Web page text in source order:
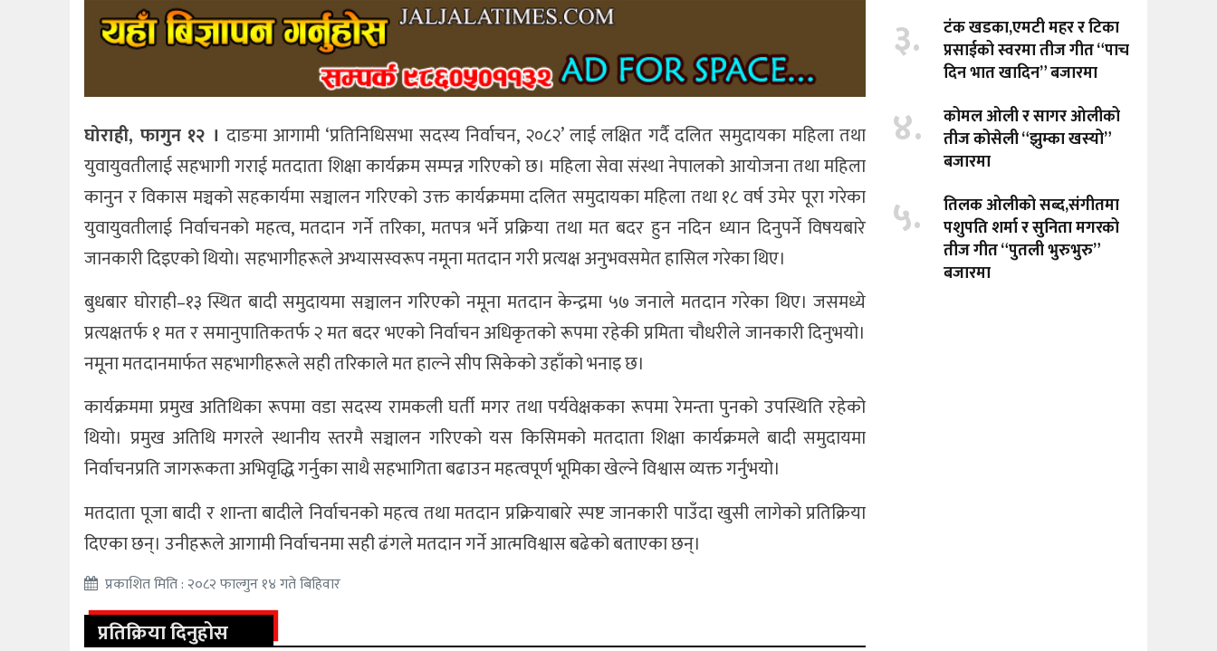
घोराही, फागुन १२ । दाङमा आगामी ‘प्रतिनिधिसभा सदस्य निर्वाचन, २०८२’ लाई लक्षित गर्दै दलित समुदायका महिला तथा
युवायुवतीलाई सहभागी गराई मतदाता शिक्षा कार्यक्रम सम्पन्न गरिएको छ। महिला सेवा संस्था नेपालको आयोजना तथा महिला
कानुन र विकास मञ्चको सहकार्यमा सञ्चालन गरिएको उक्त कार्यक्रममा दलित समुदायका महिला तथा १८ वर्ष उमेर पूरा गरेका
युवायुवतीलाई निर्वाचनको महत्व, मतदान गर्ने तरिका, मतपत्र भर्ने प्रक्रिया तथा मत बदर हुन नदिन ध्यान दिनुपर्ने विषयबारे
जानकारी दिइएको थियो। सहभागीहरूले अभ्यासस्वरूप नमूना मतदान गरी प्रत्यक्ष अनुभवसमेत हासिल गरेका थिए।
बुधबार घोराही–१३ स्थित बादी समुदायमा सञ्चालन गरिएको नमूना मतदान केन्द्रमा ५७ जनाले मतदान गरेका थिए। जसमध्ये
प्रत्यक्षतर्फ १ मत र समानुपातिकतर्फ २ मत बदर भएको निर्वाचन अधिकृतको रूपमा रहेकी प्रमिता चौधरीले जानकारी दिनुभयो।
नमूना मतदानमार्फत सहभागीहरूले सही तरिकाले मत हाल्ने सीप सिकेको उहाँको भनाइ छ।
कार्यक्रममा प्रमुख अतिथिका रूपमा वडा सदस्य रामकली घर्ती मगर तथा पर्यवेक्षकका रूपमा रेमन्ता पुनको उपस्थिति रहेको
थियो। प्रमुख अतिथि मगरले स्थानीय स्तरमै सञ्चालन गरिएको यस किसिमको मतदाता शिक्षा कार्यक्रमले बादी समुदायमा
निर्वाचनप्रति जागरूकता अभिवृद्धि गर्नुका साथै सहभागिता बढाउन महत्वपूर्ण भूमिका खेल्ने विश्वास व्यक्त गर्नुभयो।
मतदाता पूजा बादी र शान्ता बादीले निर्वाचनको महत्व तथा मतदान प्रक्रियाबारे स्पष्ट जानकारी पाउँदा खुसी लागेको प्रतिक्रिया
दिएका छन्। उनीहरूले आगामी निर्वाचनमा सही ढंगले मतदान गर्ने आत्मविश्वास बढेको बताएका छन्।
प्रकाशित मिति : २०८२ फाल्गुन १४ गते बिहिवार
प्रतिक्रिया दिनुहोस
३.
टंक खडका,एमटी महर र टिका
प्रसाईको स्वरमा तीज गीत “पाच
दिन भात खादिन” बजारमा
४.
कोमल ओली र सागर ओलीको
तीज कोसेली “झुम्का खस्यो”
बजारमा
५.
तिलक ओलीको सब्द,संगीतमा
पशुपति शर्मा र सुनिता मगरको
तीज गीत “पुतली भुरुभुरु”
बजारमा